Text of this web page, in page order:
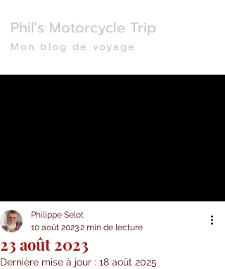
Phil's Motorcycle Trip
Mon blog de voyage
23 août 2023
Philippe Selot
10 août 20232 min de lecture
Dernière mise à jour : 18 août 2025